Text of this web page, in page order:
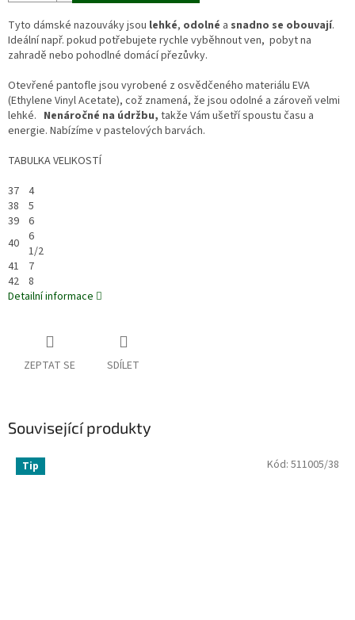
Tyto dámské nazouváky jsou lehké, odolné a snadno se obouvají.
Ideální např. pokud potřebujete rychle vyběhnout ven, pobyt na
zahradě nebo pohodlné domácí přezůvky.
Otevřené pantofle jsou vyrobené z osvědčeného materiálu EVA
(Ethylene Vinyl Acetate), což znamená, že jsou odolné a zároveň velmi
lehké. Nenáročné na údržbu, takže Vám ušetří spoustu času a
energie. Nabízíme v pastelových barvách.
TABULKA VELIKOSTÍ
37 4
38
5
39 6
40 6
1/2
41
7
42 8
Detailní informace
ZEPTAT SE SDÍLET
Související produkty
Tip Kód: 511005/38